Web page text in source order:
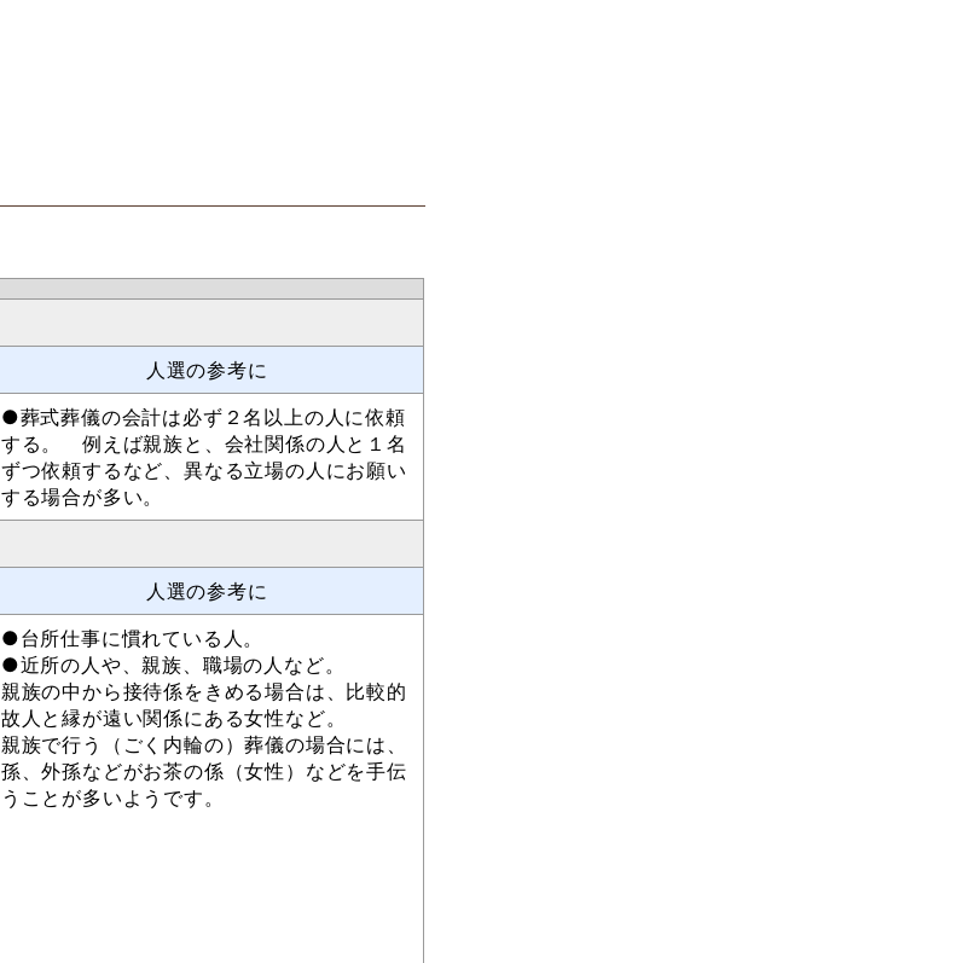
人選の参考に
●葬式葬儀の会計は必ず２名以上の人に依頼
する。 例えば親族と、会社関係の人と１名
ずつ依頼するなど、異なる立場の人にお願い
する場合が多い。
人選の参考に
●台所仕事に慣れている人。
●近所の人や、親族、職場の人など。
親族の中から接待係をきめる場合は、比較的
故人と縁が遠い関係にある女性など。
親族で行う（ごく内輪の）葬儀の場合には、
孫、外孫などがお茶の係（女性）などを手伝
うことが多いようです。